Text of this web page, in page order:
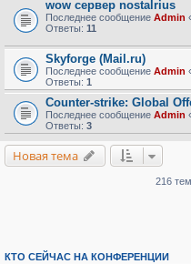
wow сервер nostalrius
Последнее сообщение Admin
Ответы: 11
Skyforge (Mail.ru)
Последнее сообщение Admin
Ответы: 1
Counter-strike: Global
Последнее сообщение Admin
Ответы: 3
Новая тема
216 тем
КТО СЕЙЧАС НА КОНФЕРЕНЦИИ